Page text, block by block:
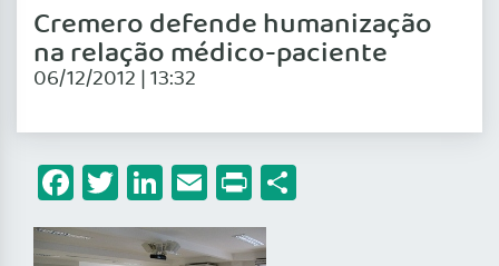
Cremero defende humanização
na relação médico-paciente
06/12/2012 | 13:32
Facebook
Twitter
LinkedIn
Email
Print